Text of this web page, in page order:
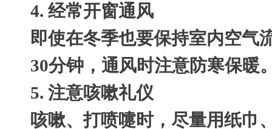
4. 经常开窗通风
即使在冬季也要保持室内空气
30分钟，通风时注意防寒保暖
5. 注意咳嗽礼仪
咳嗽、打喷嚏时，尽量用纸巾